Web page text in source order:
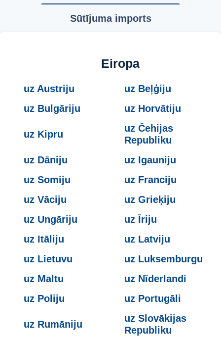
Sūtījuma imports
Eiropa
uz Austriju
uz Beļģiju
uz Bulgāriju
uz Horvātiju
uz Kipru
uz Čehijas
Republiku
uz Dāniju
uz Igauniju
uz Somiju
uz Franciju
uz Vāciju
uz Grieķiju
uz Ungāriju
uz Īriju
uz Itāliju
uz Latviju
uz Lietuvu
uz Luksemburgu
uz Maltu
uz Nīderlandi
uz Poliju
uz Portugāli
uz Rumāniju
uz Slovākijas
Republiku